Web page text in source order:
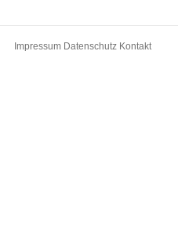
Impressum Datenschutz Kontakt